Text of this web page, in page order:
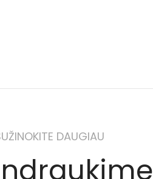
DAUGIAU